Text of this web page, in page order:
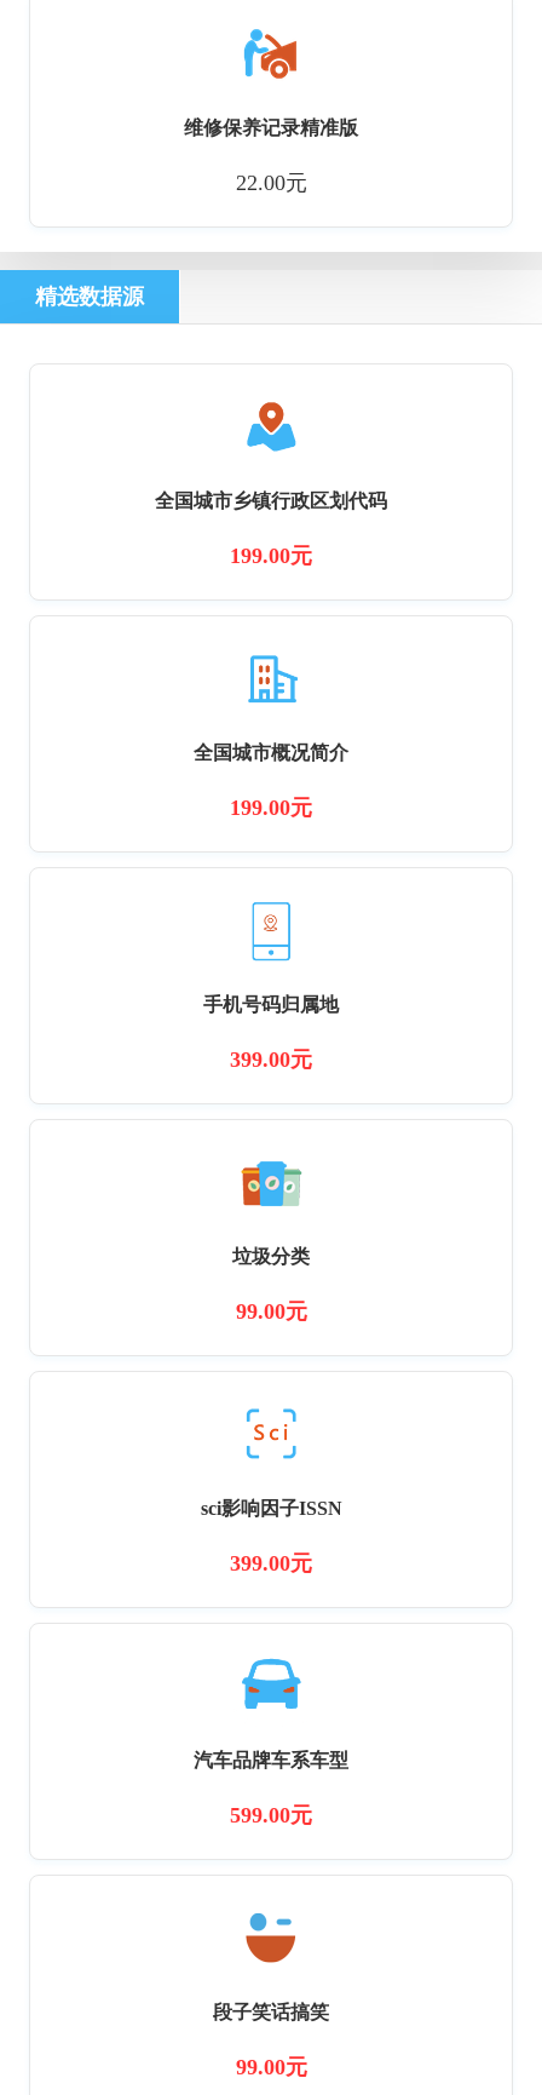
维修保养记录精准版
22.00元
精选数据源
全国城市乡镇行政区划代码
199.00元
全国城市概况简介
199.00元
手机号码归属地
399.00元
垃圾分类
99.00元
sci影响因子ISSN
399.00元
汽车品牌车系车型
599.00元
段子笑话搞笑
99.00元